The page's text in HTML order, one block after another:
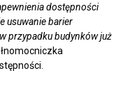
dostępności
usuwanie barier
przypadku budynków już